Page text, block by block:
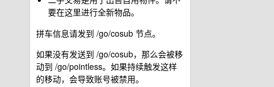
要在这里进行全新物品。
拼车信息请发到 /go/cosub 节点。
如果没有发送到 /go/cosub，那么会被移
动到 /go/pointless。如果持续触发这样
的移动，会导致账号被禁用。